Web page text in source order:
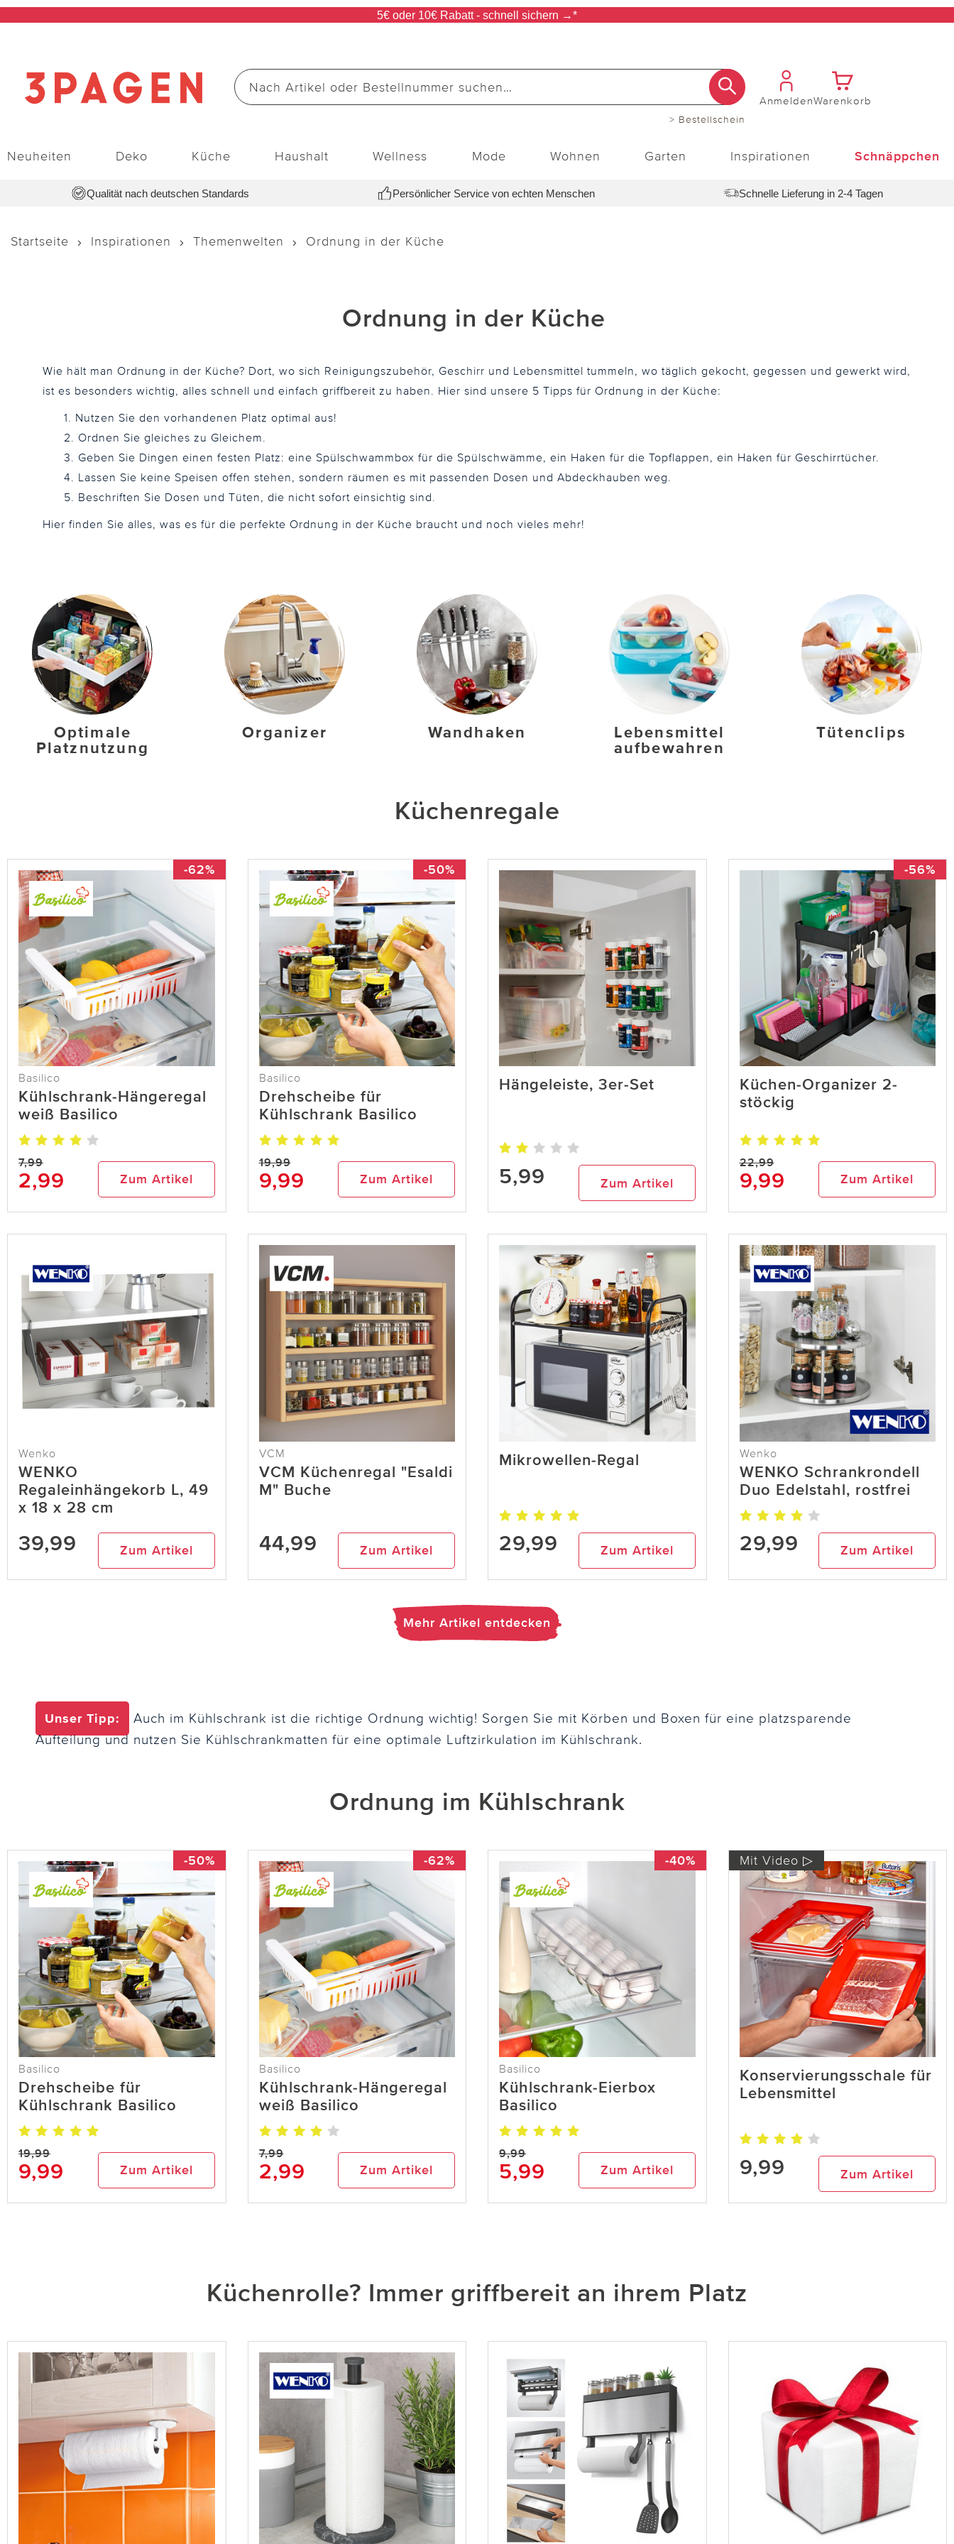
5€ oder 10€ Rabatt - schnell sichern →*
> Bestellschein
AnmeldenWarenkorb
Neuheiten Deko Küche Haushalt Wellness Mode Wohnen Garten Inspirationen Schnäppchen
Qualität nach deutschen Standards Persönlicher Service von echten Menschen Schnelle Lieferung in 2-4 Tagen
Startseite Inspirationen Themenwelten Ordnung in der Küche
Ordnung in der Küche
Wie hält man Ordnung in der Küche? Dort, wo sich Reinigungszubehör, Geschirr und Lebensmittel tummeln, wo täglich gekocht, gegessen und gewerkt wird,
ist es besonders wichtig, alles schnell und einfach griffbereit zu haben. Hier sind unsere 5 Tipps für Ordnung in der Küche:
1. Nutzen Sie den vorhandenen Platz optimal aus!
2. Ordnen Sie gleiches zu Gleichem.
3. Geben Sie Dingen einen festen Platz: eine Spülschwammbox für die Spülschwämme, ein Haken für die Topflappen, ein Haken für Geschirrtücher.
4. Lassen Sie keine Speisen offen stehen, sondern räumen es mit passenden Dosen und Abdeckhauben weg.
5. Beschriften Sie Dosen und Tüten, die nicht sofort einsichtig sind.
Hier finden Sie alles, was es für die perfekte Ordnung in der Küche braucht und noch vieles mehr!
Optimale
Platznutzung
Organizer Wandhaken
Lebensmittel
aufbewahren
Tütenclips
Küchenregale
-62%
Basilico
Kühlschrank-Hängeregal
weiß Basilico
7,99
2,99 Zum Artikel
-50%
Basilico
Drehscheibe für
Kühlschrank Basilico
19,99
9,99 Zum Artikel
Hängeleiste, 3er-Set
5,99 Zum Artikel
-56%
Küchen-Organizer 2-
stöckig
22,99
9,99 Zum Artikel
Wenko
WENKO
Regaleinhängekorb L, 49
x 18 x 28 cm
39,99 Zum Artikel
VCM
VCM Küchenregal "Esaldi
M" Buche
44,99 Zum Artikel
Mikrowellen-Regal
29,99 Zum Artikel
Wenko
WENKO Schrankrondell
Duo Edelstahl, rostfrei
29,99 Zum Artikel
Mehr Artikel entdecken
Unser Tipp:
Auch im Kühlschrank ist die richtige Ordnung wichtig! Sorgen Sie mit Körben und Boxen für eine platzsparende
Aufteilung und nutzen Sie Kühlschrankmatten für eine optimale Luftzirkulation im Kühlschrank.
Ordnung im Kühlschrank
-50%
Basilico
Drehscheibe für
Kühlschrank Basilico
19,99
9,99 Zum Artikel
-62%
Basilico
Kühlschrank-Hängeregal
weiß Basilico
7,99
2,99 Zum Artikel
-40%
Basilico
Kühlschrank-Eierbox
Basilico
9,99
5,99 Zum Artikel
Mit Video ▷
Konservierungsschale für
Lebensmittel
9,99 Zum Artikel
Küchenrolle? Immer griffbereit an ihrem Platz